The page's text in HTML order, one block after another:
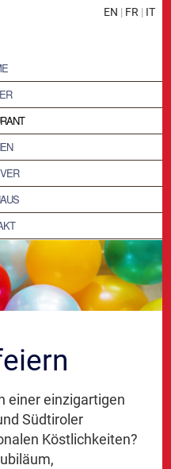
EN | FR | IT
einer einzigartigen
Südtiroler
Köstlichkeiten?